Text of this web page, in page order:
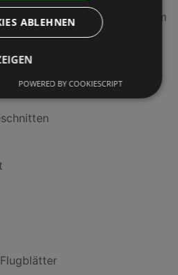
5,02 km
ABLEHNEN
POWERED BY COOKIESCRIPT